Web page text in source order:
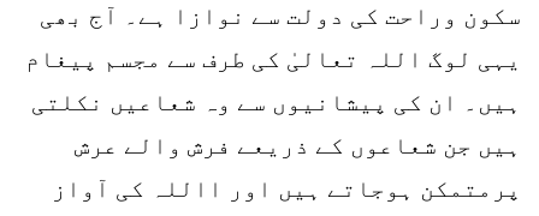
سکون وراحت کی دولت سے نوازا ہے۔ آج بھی
یہی لوگ اللہ تعالیٰ کی طرف سے مجسم پیغام
ہیں۔ ان کی پیشانیوں سے وہ شعاعیں نکلتی
ہیں جن شعاعوں کے ذریعے فرش والے عرش
پرمتمکن ہوجاتے ہیں اور االلہ کی آواز